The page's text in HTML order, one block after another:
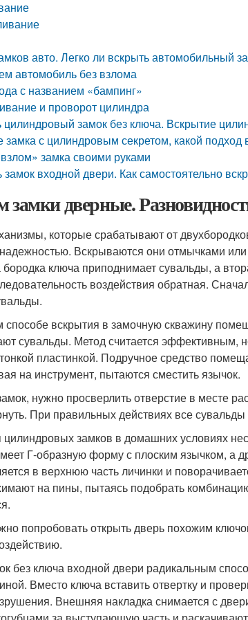
авто. Легко ли вскрыть автомобильный
автомобиль без взлома
с названием «бампинг»
и проворот цилиндра
цилиндровый замок без ключа. Вскрытие
замка с цилиндровым секретом, какой подход
замка своими руками
замок входной двери. Как самостоятельно
дверные.
которые срабатывают от
Вскрываются они отмычками
бородка ключа приподнимает сувальды, а
воздействия обратная.
способе вскрытия в замочную скважину
сувальды. Метод считается эффективным,
пластинкой. Подручное средство
на инструмент, пытаются сместить язычок.
нужно просверлить отверстие в месте
При правильных действиях все
замков в домашних условиях
Г-образную форму с плоским язычком, а
в верхнюю часть личинки и
на пины, пытаясь подобрать
попробовать открыть дверь похожим
без ключа входной двери радикальным
Вместо ключа вставить отвертку и
Внешняя накладка снимается с